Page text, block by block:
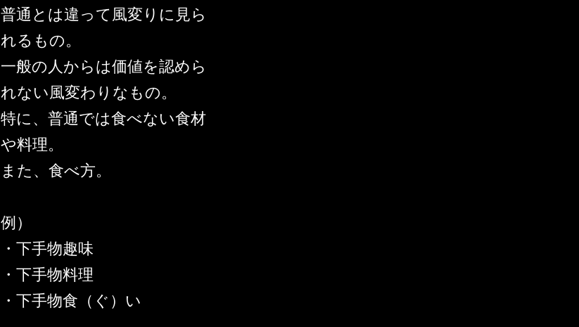
普通とは違って風変りに見ら
れるもの。
一般の人からは価値を認めら
れない風変わりなもの。
特に、普通では食べない食材
や料理。
また、食べ方。
例）
・下手物趣味
・下手物料理
・下手物食（ぐ）い